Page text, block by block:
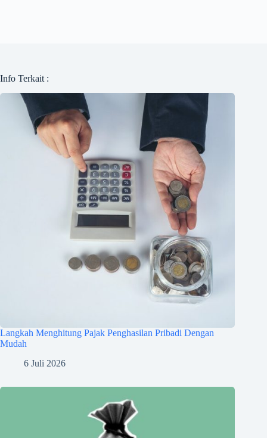
Info Terkait :
Langkah Menghitung Pajak Penghasilan Pribadi Dengan
Mudah
6 Juli 2026